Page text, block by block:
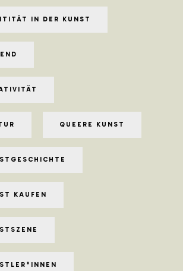
IN DER KUNST
QUEERE KUNST
KAUFEN